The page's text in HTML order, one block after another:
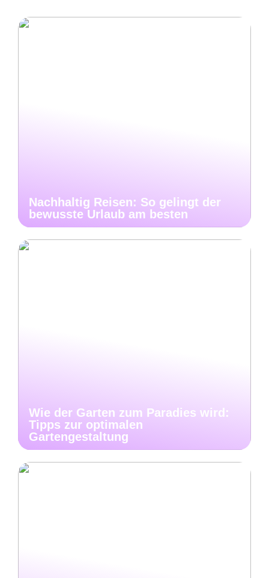
Nachhaltig Reisen: So gelingt der
bewusste Urlaub am besten
Wie der Garten zum Paradies wird:
Tipps zur optimalen
Gartengestaltung